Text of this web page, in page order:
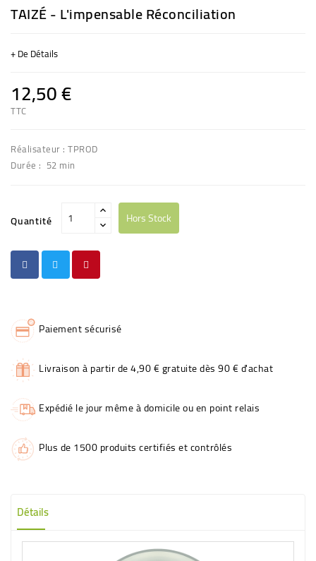
TAIZÉ - L'impensable Réconciliation
+ De Détails
12,50 €
TTC
Réalisateur : TPROD
Durée : 52 min
Quantité Hors Stock
Paiement sécurisé
Livraison à partir de 4,90 € gratuite dès 90 € d'achat
Expédié le jour même à domicile ou en point relais
Plus de 1500 produits certifiés et contrôlés
Détails